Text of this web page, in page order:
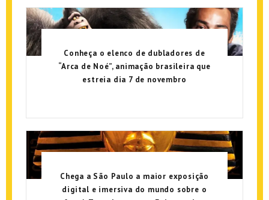
Conheça o elenco de dubladores de
“Arca de Noé”, animação brasileira que
estreia dia 7 de novembro
Chega a São Paulo a maior exposição
digital e imersiva do mundo sobre o